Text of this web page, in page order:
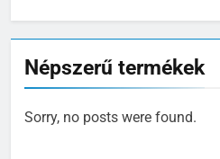
Népszerű termékek
Sorry, no posts were found.